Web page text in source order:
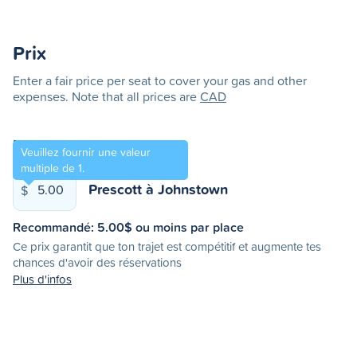
Prix
Enter a fair price per seat to cover your gas and other
expenses. Note that all prices areCAD
Prix par place
$
Veuillez fournir une valeur
multiple de 1.
Prescottà Johnstown
Recommandé: 5.00$ ou moins par place
Ce prix garantit que ton trajet est compétitif et augmente tes
chances d'avoir des réservations
Plus d'infos